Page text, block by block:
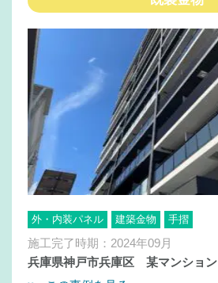
外・内装パネル 建築金物 手摺
施工完了時期：2024年09月
兵庫県神戸市兵庫区 某マンション